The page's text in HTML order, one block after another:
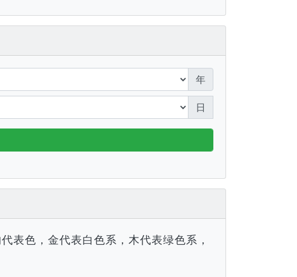
年
日
表色，金代表白色系，木代表绿色系，